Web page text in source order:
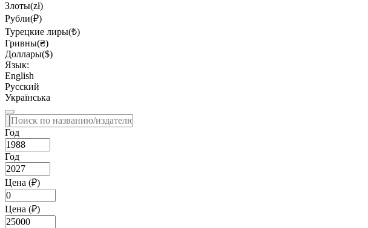
Злоты(zł)
Рубли(₽)
Турецкие лиры(₺)
Гривны(₴)
Доллары($)
Язык:
English
Русский
Українська
Год
Год
Цена (₽)
Цена (₽)